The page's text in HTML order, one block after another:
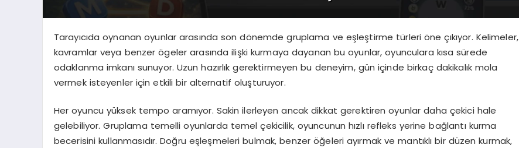
Tarayıcıda oynanan oyunlar arasında son dönemde gruplama ve eşleştirme türleri öne çıkıyor. Kelimeler,
kavramlar veya benzer ögeler arasında ilişki kurmaya dayanan bu oyunlar, oyunculara kısa sürede
odaklanma imkanı sunuyor. Uzun hazırlık gerektirmeyen bu deneyim, gün içinde birkaç dakikalık mola
vermek isteyenler için etkili bir alternatif oluşturuyor.
Her oyuncu yüksek tempo aramıyor. Sakin ilerleyen ancak dikkat gerektiren oyunlar daha çekici hale
gelebiliyor. Gruplama temelli oyunlarda temel çekicilik, oyuncunun hızlı refleks yerine bağlantı kurma
becerisini kullanmasıdır. Doğru eşleşmeleri bulmak, benzer öğeleri ayırmak ve mantıklı bir düzen kurmak,